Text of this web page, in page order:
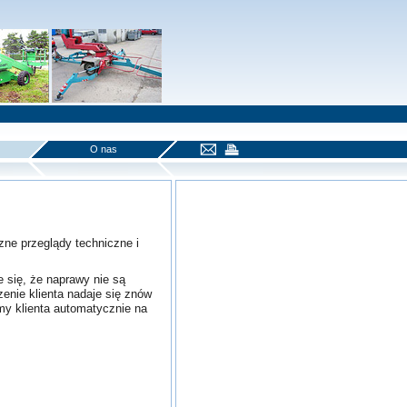
O nas
przeglądy techniczne i
się, że naprawy nie są
klienta nadaje się znów
klienta automatycznie na